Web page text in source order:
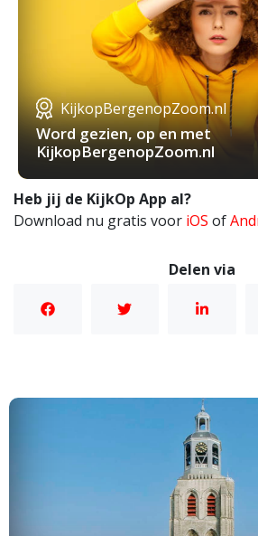
KijkopBergenopZoom.nl
Word gezien, op en met
KijkopBergenopZoom.nl
Heb jij de KijkOp App al?
Download nu gratis voor iOS of
Delen via